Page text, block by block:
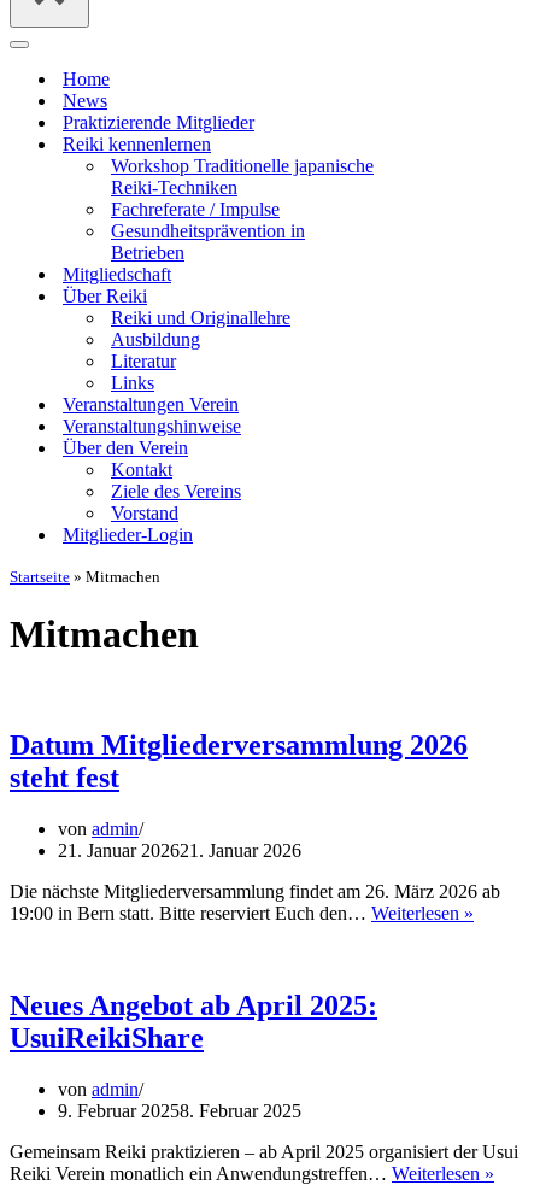
Navigationsmenü
Home
News
Praktizierende Mitglieder
Reiki kennenlernen
Workshop Traditionelle japanische
Reiki-Techniken
Fachreferate / Impulse
Gesundheitsprävention in
Betrieben
Mitgliedschaft
Über Reiki
Reiki und Originallehre
Ausbildung
Literatur
Links
Veranstaltungen Verein
Veranstaltungshinweise
Über den Verein
Kontakt
Ziele des Vereins
Vorstand
Mitglieder-Login
Startseite » Mitmachen
Mitmachen
Datum Mitgliederversammlung 2026
steht fest
von admin
21. Januar 202621. Januar 2026
Die nächste Mitgliederversammlung findet am 26. März 2026 ab
19:00 in Bern statt. Bitte reserviert Euch den… Weiterlesen »
Neues Angebot ab April 2025:
UsuiReikiShare
von admin
9. Februar 20258. Februar 2025
Gemeinsam Reiki praktizieren – ab April 2025 organisiert der Usui
Reiki Verein monatlich ein Anwendungstreffen… Weiterlesen »